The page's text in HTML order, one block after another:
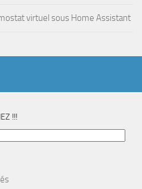
virtuel sous Home Assistant
!!!